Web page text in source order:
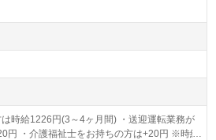
時給1226円(3～4ヶ月間) ・送迎運転業務が
円 ・介護福祉士をお持ちの方は+20円 ※時給